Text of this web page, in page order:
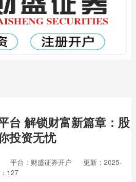
台 解锁财富新篇章：股
投资无忧
平台：财盛证券开户
更新：2025-
127